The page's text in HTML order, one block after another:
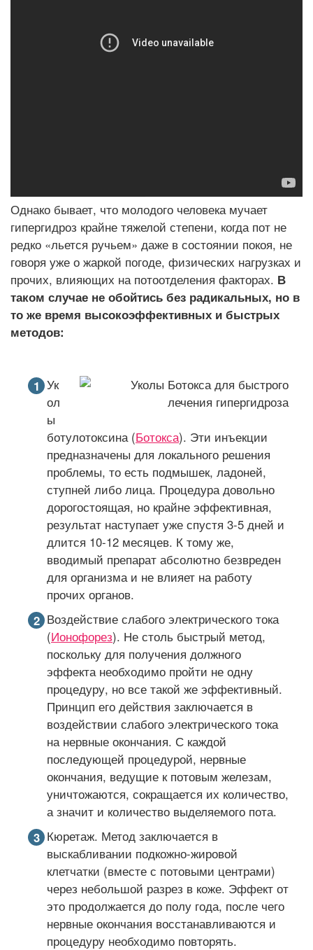
Однако бывает, что молодого человека мучает
гипергидроз крайне тяжелой степени, когда пот не
редко «льется ручьем» даже в состоянии покоя, не
говоря уже о жаркой погоде, физических нагрузках и
прочих, влияющих на потоотделения факторах. В
таком случае не обойтись без радикальных, но в
то же время высокоэффективных и быстрых
методов:
Ук
ол
ы
ботулотоксина (Ботокса). Эти инъекции
предназначены для локального решения
проблемы, то есть подмышек, ладоней,
ступней либо лица. Процедура довольно
дорогостоящая, но крайне эффективная,
результат наступает уже спустя 3-5 дней и
длится 10-12 месяцев. К тому же,
вводимый препарат абсолютно безвреден
для организма и не влияет на работу
прочих органов.
Воздействие слабого электрического тока
(Ионофорез). Не столь быстрый метод,
поскольку для получения должного
эффекта необходимо пройти не одну
процедуру, но все такой же эффективный.
Принцип его действия заключается в
воздействии слабого электрического тока
на нервные окончания. С каждой
последующей процедурой, нервные
окончания, ведущие к потовым железам,
уничтожаются, сокращается их количество,
а значит и количество выделяемого пота.
Кюретаж. Метод заключается в
выскабливании подкожно-жировой
клетчатки (вместе с потовыми центрами)
через небольшой разрез в коже. Эффект от
это продолжается до полу года, после чего
нервные окончания восстанавливаются и
процедуру необходимо повторять.